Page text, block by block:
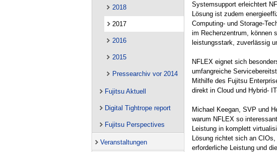
2018
2017
2016
2015
Pressearchiv vor 2014
Fujitsu Aktuell
Digital Tightrope report
Fujitsu Perspectives
Veranstaltungen
Systemsupport erleichtert
Lösung ist zudem
Computing- und Storage-
im Rechenzentrum, können
leistungsstark, zuverlässig
NFLEX eignet sich
umfangreiche
Mithilfe des Fujitsu
direkt in Cloud und Hybrid-
Michael Keegan, SVP und
warum NFLEX so
Leistung in komplett
Lösung richtet sich an
erforderliche Leistung und